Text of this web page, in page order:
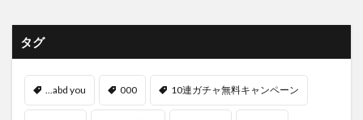
タグ
...abd you 000 10連ガチャ無料キャンペーン